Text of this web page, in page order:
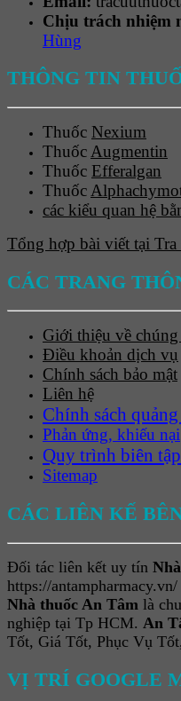
Chịu trách nhiệm
Hùng
THÔNG TIN
Thuốc Nexium
Thuốc Augmentin
Thuốc Efferalgan
Thuốc
các kiểu quan hệ
Tổng hợp bài viết tại
CÁC TRANG
Giới thiệu về
Điều khoản dịch vụ
Chính sách bảo mật
Liên hệ
Chính sách quảng
Phản ứng, khiếu nại
Quy trình biên
Sitemap
CÁC LIÊN KẾ
Đối tác liên kết uy tín
https://antampharmacy.vn/
Nhà thuốc An Tâm là
nghiệp tại Tp HCM. An
Tốt, Giá Tốt, Phục Vụ
VỊ TRÍ GOOGLE